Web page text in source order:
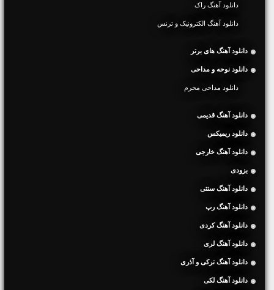
دانلود آهنگ راک
دانلود آهنگ الکترونیک و ترنس
دانلود آهنگ های برتر
دانلود نوحه و مداحی
دانلود مداحی محرم
دانلود آهنگ قدیمی
دانلود ریمیکس
دانلود آهنگ خارجی
بزودی
دانلود آهنگ سنتی
دانلود آهنگ رپ
دانلود آهنگ کردی
دانلود آهنگ لری
دانلود آهنگ ترکی و آذری
دانلود آهنگ لکی